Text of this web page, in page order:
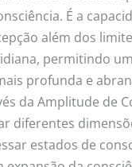
É a
além dos
permitindo
profunda e
da Amplitude de
diferentes
estados de